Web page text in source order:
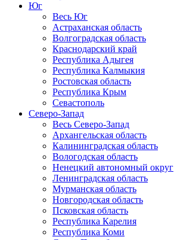
Юг
Весь Юг
Астраханская область
Волгоградская область
Краснодарский край
Республика Адыгея
Республика Калмыкия
Ростовская область
Республика Крым
Севастополь
Северо-Запад
Весь Северо-Запад
Архангельская область
Калининградская область
Вологодская область
Ненецкий автономный округ
Ленинградская область
Мурманская область
Новгородская область
Псковская область
Республика Карелия
Республика Коми